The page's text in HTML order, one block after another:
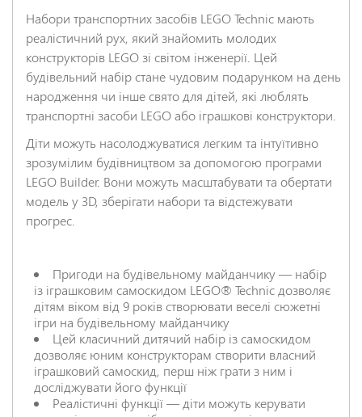
Набори транспортних засобів LEGO Technic мають
реалістичний рух, який знайомить молодих
конструкторів LEGO зі світом інженерії. Цей
будівельний набір стане чудовим подарунком на день
народження чи інше свято для дітей, які люблять
транспортні засоби LEGO або іграшкові конструктори.
Діти можуть насолоджуватися легким та інтуїтивно
зрозумілим будівництвом за допомогою програми
LEGO Builder. Вони можуть масштабувати та обертати
модель у 3D, зберігати набори та відстежувати
прогрес.
Пригоди на будівельному майданчику — набір
із іграшковим самоскидом LEGO® Technic дозволяє
дітям віком від 9 років створювати веселі сюжетні
ігри на будівельному майданчику
Цей класичний дитячий набір із самоскидом
дозволяє юним конструкторам створити власний
іграшковий самоскид, перш ніж грати з ним і
досліджувати його функції
Реалістичні функції — діти можуть керувати